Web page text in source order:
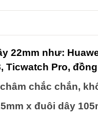
như:
Ticwatch Pro,
chắc chắn,
x đuôi dây